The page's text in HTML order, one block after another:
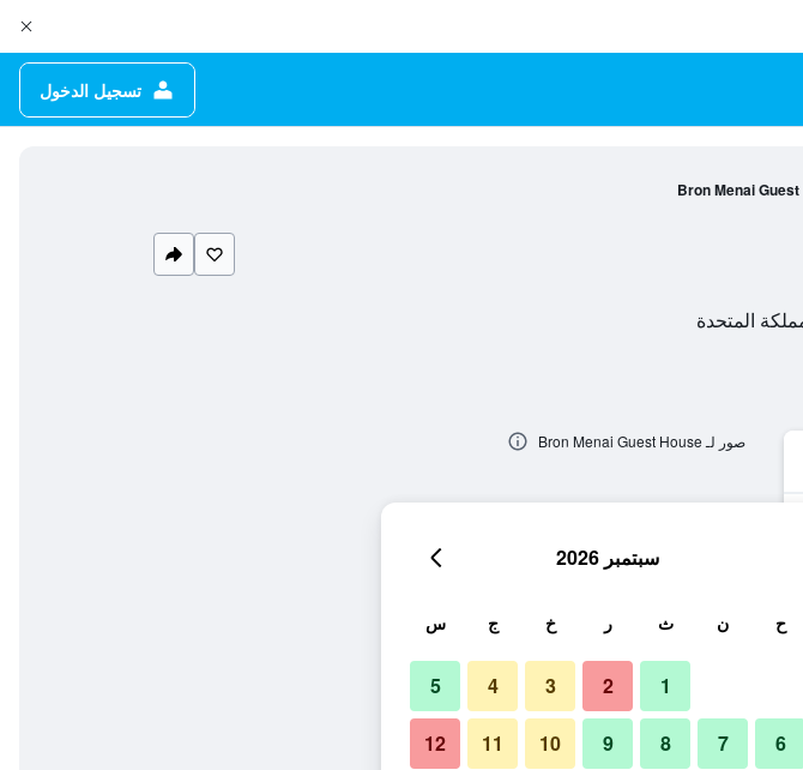
تسجيل الدخول
Bron Menai
صور لـ Bron Menai Guest House
سبتمبر 2026
ح ن ث ر خ ج س
1
2
3
4
5
6
7
8
9
10
11
12